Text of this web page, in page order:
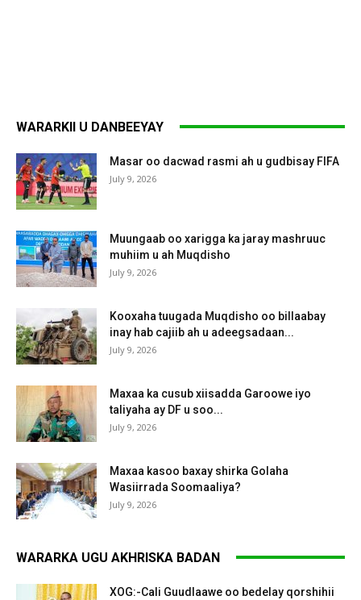
WARARKII U DANBEEYAY
Masar oo dacwad rasmi ah u gudbisay FIFA
July 9, 2026
Muungaab oo xarigga ka jaray mashruuc
muhiim u ah Muqdisho
July 9, 2026
Kooxaha tuugada Muqdisho oo billaabay
inay hab cajiib ah u adeegsadaan...
July 9, 2026
Maxaa ka cusub xiisadda Garoowe iyo
taliyaha ay DF u soo...
July 9, 2026
Maxaa kasoo baxay shirka Golaha
Wasiirrada Soomaaliya?
July 9, 2026
WARARKA UGU AKHRISKA BADAN
XOG:-Cali Guudlaawe oo bedelay qorshihii